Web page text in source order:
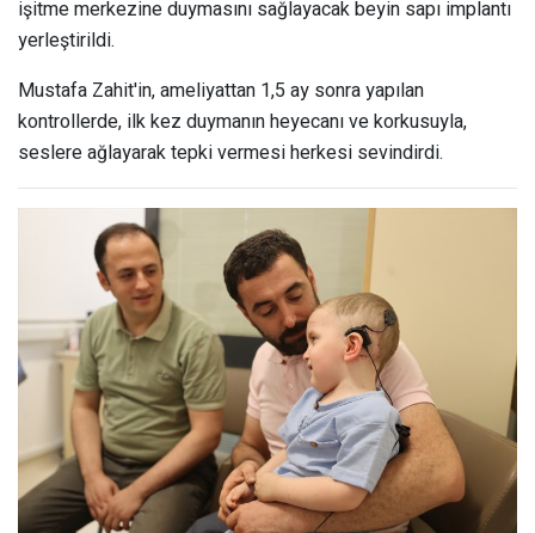
işitme merkezine duymasını sağlayacak beyin sapı implantı
yerleştirildi.
Mustafa Zahit'in, ameliyattan 1,5 ay sonra yapılan
kontrollerde, ilk kez duymanın heyecanı ve korkusuyla,
seslere ağlayarak tepki vermesi herkesi sevindirdi.